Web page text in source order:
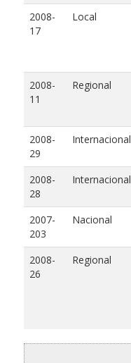
2008-
17
Local
2008-
11
Regional
2008-
29
Internacional
2008-
28
Internacional
2007-
203
Nacional
2008-
26
Regional